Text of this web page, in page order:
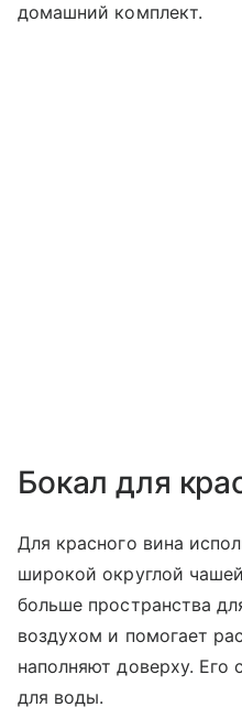
домашний комплект.
Бокал для
Для красного вина
широкой округлой
больше пространства
воздухом и помогает
наполняют доверху. Его
для воды.